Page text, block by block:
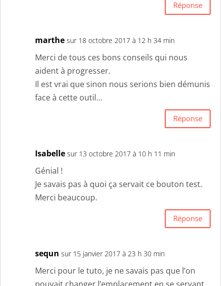
Réponse
marthe sur 18 octobre 2017 à 12 h 34 min
Merci de tous ces bons conseils qui nous
aident à progresser.
Il est vrai que sinon nous serions bien démunis
face à cette outil…
Réponse
Isabelle sur 13 octobre 2017 à 10 h 11 min
Génial !
Je savais pas à quoi ça servait ce bouton test.
Merci beaucoup.
Réponse
sequn sur 15 janvier 2017 à 23 h 30 min
Merci pour le tuto, je ne savais pas que l’on